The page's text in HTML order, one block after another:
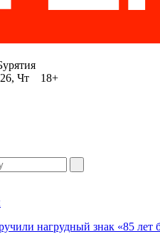
Чт 18+
нагрудный знак «85